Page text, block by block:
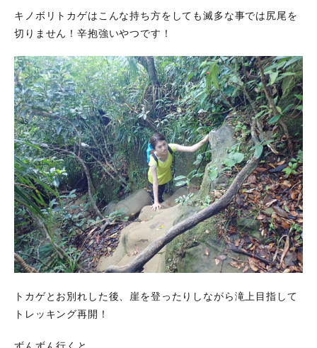
キノボリトカゲはこんな持ち方をしても滅多な事では尻尾を
切りません！辛抱強いやつです！
トカゲとお別れした後、崖を登ったりしながら滝上目指して
トレッキング再開！
ずんずん行くと…